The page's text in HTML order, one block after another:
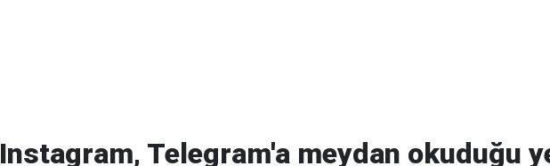
Instagram, Telegram'a meydan okuduğu